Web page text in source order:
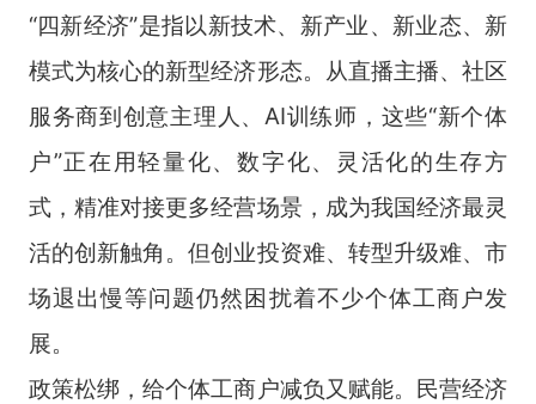
“四新经济”是指以新技术、新产业、新业态、新
模式为核心的新型经济形态。从直播主播、社区
服务商到创意主理人、AI训练师，这些“新个体
户”正在用轻量化、数字化、灵活化的生存方
式，精准对接更多经营场景，成为我国经济最灵
活的创新触角。但创业投资难、转型升级难、市
场退出慢等问题仍然困扰着不少个体工商户发
展。
政策松绑，给个体工商户减负又赋能。民营经济